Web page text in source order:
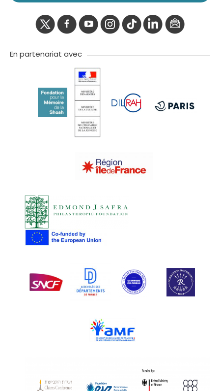
En partenariat avec